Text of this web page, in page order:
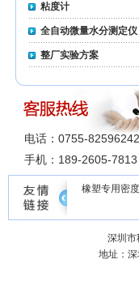
粘度计
全自动微量水分测定仪
整厂实验方案
电话：0755-82596242
手机：189-2605-7813
橡塑专用密
深圳市
地址：